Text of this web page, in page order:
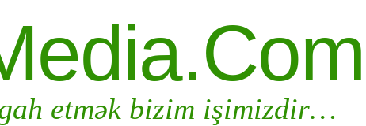
etmək bizim işimizdir…